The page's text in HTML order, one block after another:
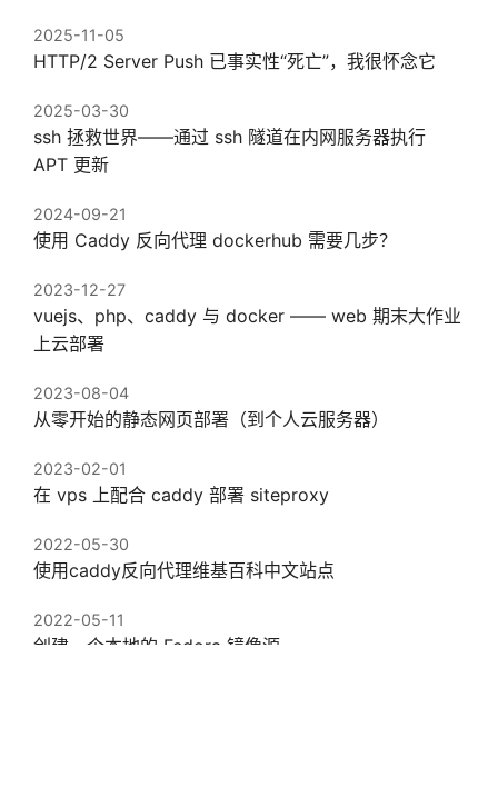
2025-11-05
HTTP/2 Server Push 已事实性“死亡”，我很怀念它
2025-03-30
ssh 拯救世界——通过 ssh 隧道在内网服务器执行
APT 更新
2024-09-21
使用 Caddy 反向代理 dockerhub 需要几步？
2023-12-27
vuejs、php、caddy 与 docker —— web 期末大作业
上云部署
2023-08-04
从零开始的静态网页部署（到个人云服务器）
2023-02-01
在 vps 上配合 caddy 部署 siteproxy
2022-05-30
使用caddy反向代理维基百科中文站点
2022-05-11
创建一个本地的 Fedora 镜像源